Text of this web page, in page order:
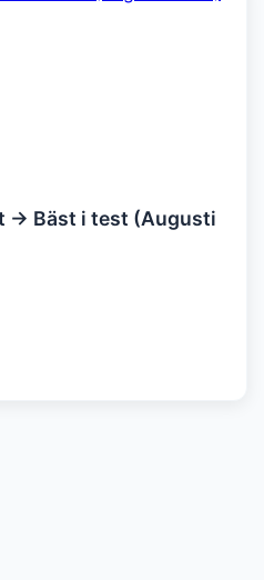
→ Bäst i test (Augusti